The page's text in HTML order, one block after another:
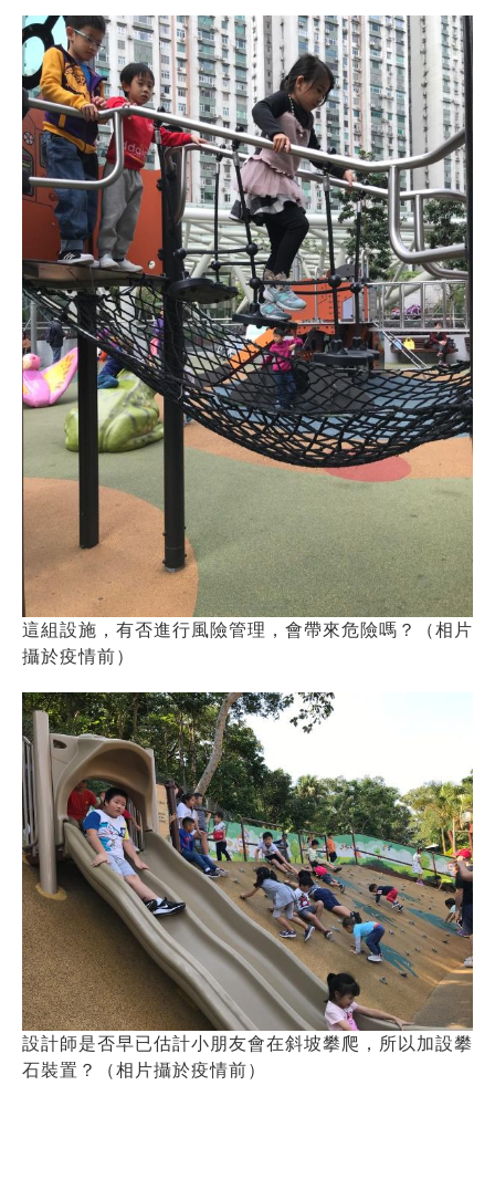
這組設施，有否進行風險管理，會帶來危險嗎？（相片
攝於疫情前）
設計師是否早已估計小朋友會在斜坡攀爬，所以加設攀
石裝置？（相片攝於疫情前）